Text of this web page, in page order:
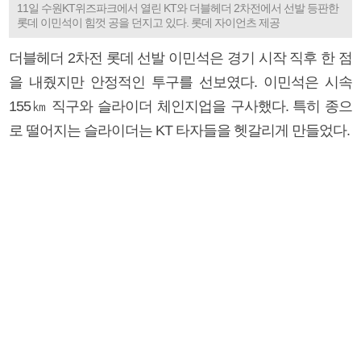
11일 수원KT위즈파크에서 열린 KT와 더블헤더 2차전에서 선발 등판한
롯데 이민석이 힘껏 공을 던지고 있다. 롯데 자이언츠 제공
더블헤더 2차전 롯데 선발 이민석은 경기 시작 직후 한 점
을 내줬지만 안정적인 투구를 선보였다. 이민석은 시속
155㎞ 직구와 슬라이더 체인지업을 구사했다. 특히 종으
로 떨어지는 슬라이더는 KT 타자들을 헷갈리게 만들었다.